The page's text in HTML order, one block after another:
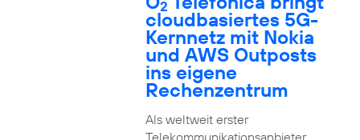
2
cloudbasiertes 5G-
Kernnetz mit Nokia
und AWS Outposts
ins eigene
Rechenzentrum
Als weltweit erster
Telekommunikationsanbieter